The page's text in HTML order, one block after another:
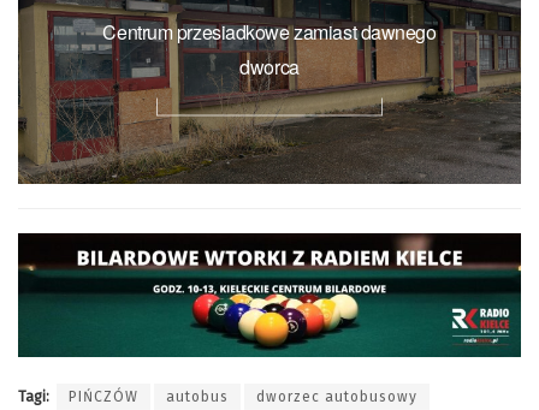
Centrum przesiadkowe zamiast dawnego
dworca
Tagi: PIŃCZÓW autobus dworzec autobusowy